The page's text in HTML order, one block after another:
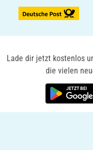
Lade dir jetzt kostenlos
die vielen